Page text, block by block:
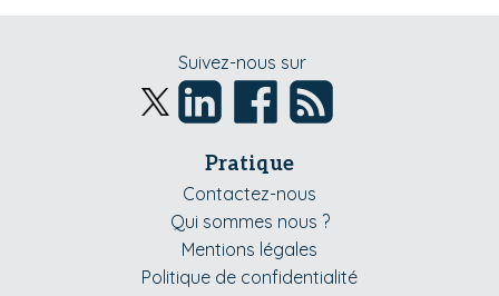
Suivez-nous sur
Pratique
Contactez-nous
Qui sommes nous ?
Mentions légales
Politique de confidentialité